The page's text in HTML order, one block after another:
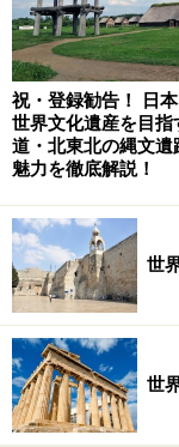
祝・登録勧告！ 日
世界文化遺産を目指
道・北東北の縄文遺
魅力を徹底解説！
世
世